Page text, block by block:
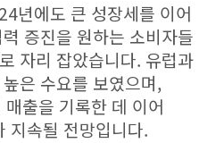
년에도 큰 성장세를 이어
증진을 원하는 소비자들
자리 잡았습니다. 유럽과
은 수요를 보였으며,
출을 기록한 데 이어
지속될 전망입니다.